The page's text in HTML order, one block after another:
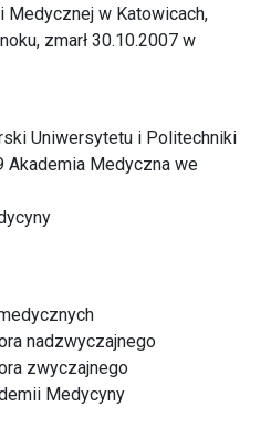
w Katowicach,
zmarł 30.10.2007 w
Uniwersytetu i Politechniki
Akademia Medyczna we
nadzwyczajnego
zwyczajnego
Medycyny